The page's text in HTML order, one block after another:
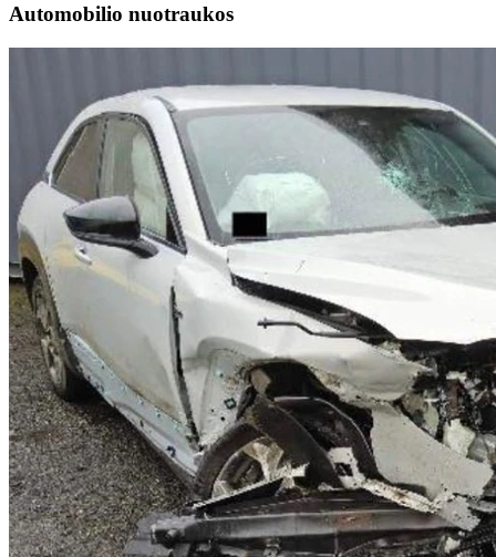
Automobilio nuotraukos